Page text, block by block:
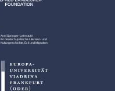
Axel Springer-Lehrstuhl
für deutsch-jüdische Literatur- und
Kulturgeschichte, Exil und Migration